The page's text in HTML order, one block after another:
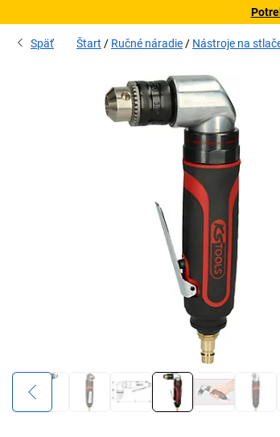
Späť Štart Ručné náradie Nástroje na